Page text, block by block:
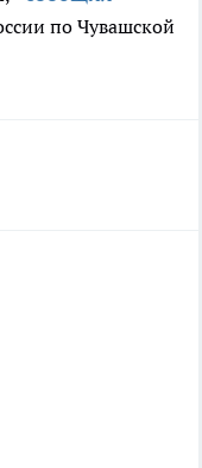
по Чувашской